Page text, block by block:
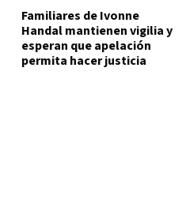
Familiares de Ivonne
Handal mantienen vigilia y
esperan que apelación
permita hacer justicia